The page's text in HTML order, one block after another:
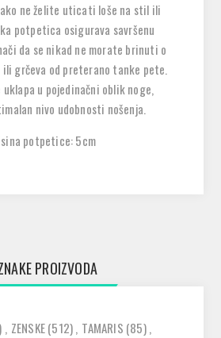
ne želite uticati loše na stil ili
potpetica osigurava savršenu
da se nikad ne morate brinuti o
grčeva od preterano tanke pete.
uklapa u pojedinačni oblik noge,
nivo udobnosti nošenja.
potpetice: 5cm
PROIZVODA
, ZENSKE(512), TAMARIS (85),